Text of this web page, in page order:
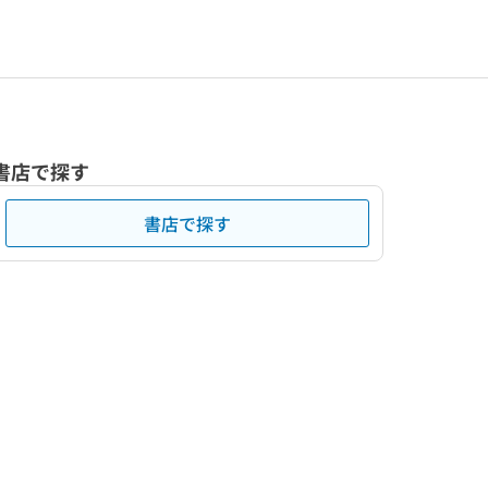
店で探す
書店で探す